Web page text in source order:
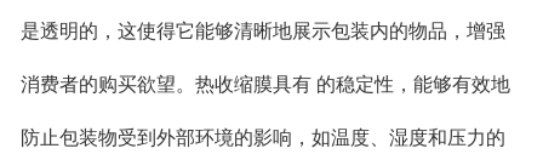
是透明的，这使得它能够清晰地展示包装内的物品，增强
消费者的购买欲望。热收缩膜具有 的稳定性，能够有效地
防止包装物受到外部环境的影响，如温度、湿度和压力的